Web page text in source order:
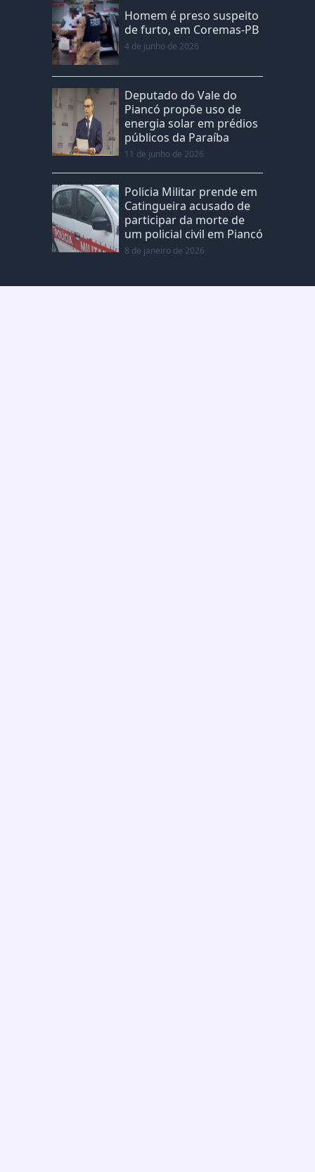
Homem é preso suspeito
de furto, em Coremas-PB
4 de junho de 2026
Deputado do Vale do
Piancó propõe uso de
energia solar em prédios
públicos da Paraíba
11 de junho de 2026
Policia Militar prende em
Catingueira acusado de
participar da morte de
um policial civil em Piancó
8 de janeiro de 2026